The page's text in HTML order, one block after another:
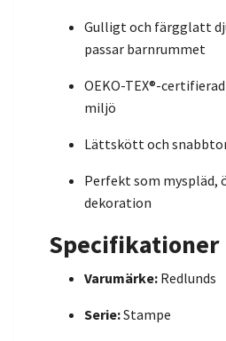
Gulligt och färgglatt
passar barnrummet
OEKO-TEX®-
miljö
Lättskött och
Perfekt som myspläd,
dekoration
Specifikationer
Varumärke: Redlunds
Serie:Stampe